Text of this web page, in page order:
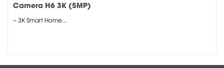
Camera H6 3K (5MP)
– 3K Smart Home...